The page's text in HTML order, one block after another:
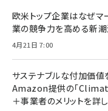
欧米トップ企業はなぜマ
業の競争力を高める新
4月21日 7:00
サステナブルな付加価値
Amazon提供の「
＋事業者のメリットを詳